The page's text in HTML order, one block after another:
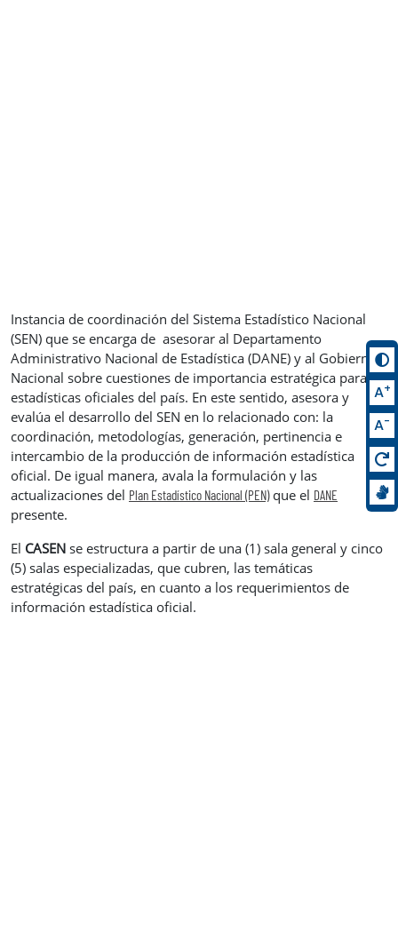
Instancia de coordinación del Sistema Estadístico Nacional
(SEN) que se encarga de asesorar al Departamento
Administrativo Nacional de Estadística (DANE) y al Gobierno
Nacional sobre cuestiones de importancia estratégica para las
estadísticas oficiales del país. En este sentido, asesora y
evalúa el desarrollo del SEN en lo relacionado con: la
coordinación, metodologías, generación, pertinencia e
intercambio de la producción de información estadística
oficial. De igual manera, avala la formulación y las
actualizaciones del Plan Estadístico Nacional (PEN)que el DANE
presente.
El CASEN se estructura a partir de una (1) sala general y cinco
(5) salas especializadas, que cubren, las temáticas
estratégicas del país, en cuanto a los requerimientos de
información estadística oficial.
A+
A-